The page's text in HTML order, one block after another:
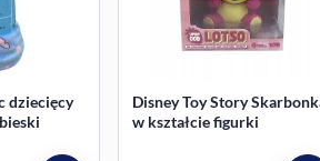
dziecięcy
Disney Toy Story
w kształcie figurki